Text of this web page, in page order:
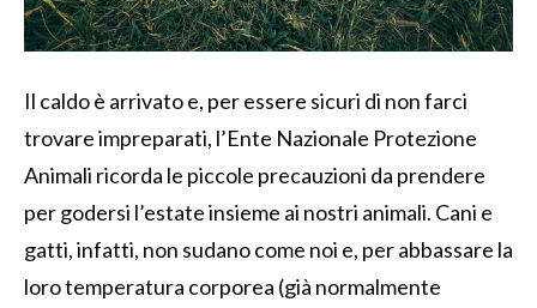
Il caldo è arrivato e, per essere sicuri di non farci
trovare impreparati, l’Ente Nazionale Protezione
Animali ricorda le piccole precauzioni da prendere
per godersi l’estate insieme ai nostri animali. Cani e
gatti, infatti, non sudano come noi e, per abbassare la
loro temperatura corporea (già normalmente